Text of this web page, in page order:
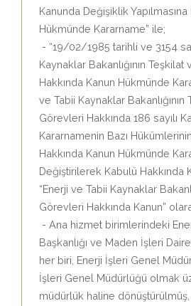
Kanunda Değişiklik
Hükmünde Kararname” ile;
- “19/02/1985 tarihli ve 3154
Kaynaklar Bakanlığının
Hakkında Kanun Hükmünde
ve Tabii Kaynaklar Bakanlığının
Görevleri Hakkında 186 sayılı
Kararnamenin Bazı
Hakkında Kanun Hükmünde
Değiştirilerek Kabulü Hakkında
“Enerji ve Tabii Kaynaklar
Görevleri Hakkında Kanun”
- Ana hizmet birimlerindeki
Başkanlığı ve Maden İşleri
her biri, Enerji İşleri Genel
İşleri Genel Müdürlüğü olmak
müdürlük haline dönüştürülmüş,